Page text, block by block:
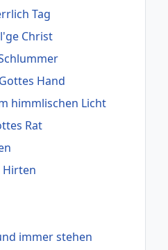
Tag
Christ
Hand
himmlischen Licht
Rat
Hirten
immer stehen